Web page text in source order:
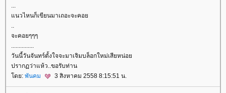
...
นวไหนก็เขียนมาเถอะจะคอ
..
จะคอยๆๆๆ
...............
วันนี้วันจันทร์ตั้งใจจะมาเจิมบล็อกใหม่เสียหน่อ
ปรากฏว่าแห้ว..ขอรับท่าน
ดย: พันคม 3 สิงหาคม 2558 8:15:51 น.